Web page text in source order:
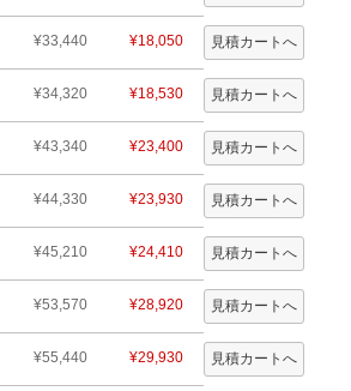
¥33,440 ¥18,050
¥34,320 ¥18,530
¥43,340 ¥23,400
¥44,330 ¥23,930
¥45,210 ¥24,410
¥53,570 ¥28,920
¥55,440 ¥29,930